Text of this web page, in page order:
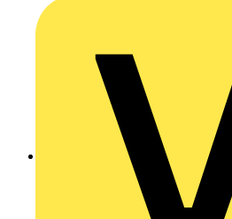
Zurück zu Nachrichten